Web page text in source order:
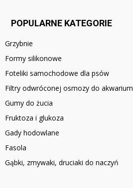
POPULARNE KATEGORIE
Grzybnie
Formy silikonowe
Foteliki samochodowe dla psów
Filtry odwróconej osmozy do akwarium
Gumy do żucia
Fruktoza i glukoza
Gady hodowlane
Fasola
Gąbki, zmywaki, druciaki do naczyń